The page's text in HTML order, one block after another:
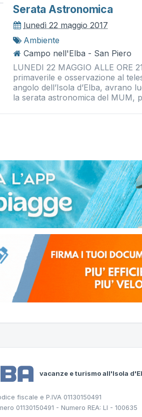
Serata Astronomica
lunedì 22 maggio 2017
Ambiente
Campo nell'Elba - San Piero
LUNEDI 22 MAGGIO ALLE ORE
primaverile e osservazione al
angolo dell’Isola d’Elba, avrano
la serata astronomica del MUM,
vacanze e turismo all'Isola
fiscale e P.IVA 01130150491
01130150491 - Numero REA: LI - 100635